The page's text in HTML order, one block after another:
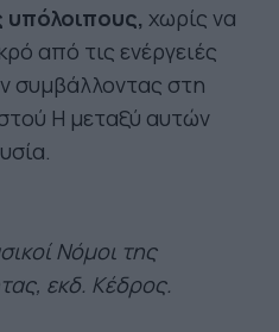
χωρίς να
από τις ενέργειές
συμβάλλοντας στη
Η μεταξύ αυτών
Νόμοι της
εκδ. Κέδρος.